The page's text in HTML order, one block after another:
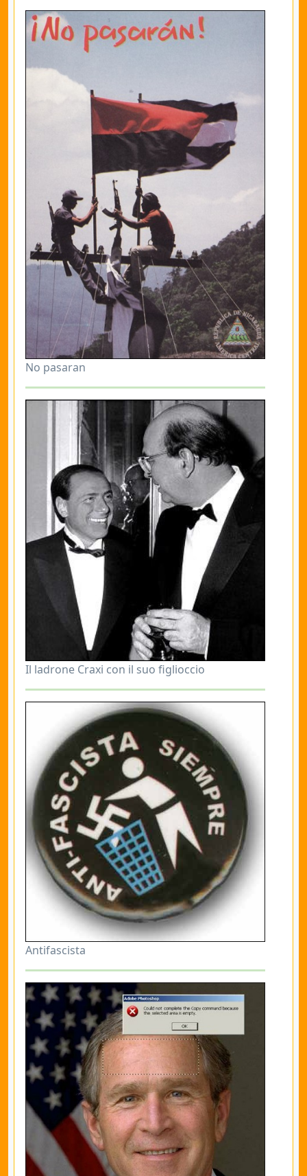
No pasaran
Il ladrone Craxi con il suo figlioccio
Antifascista